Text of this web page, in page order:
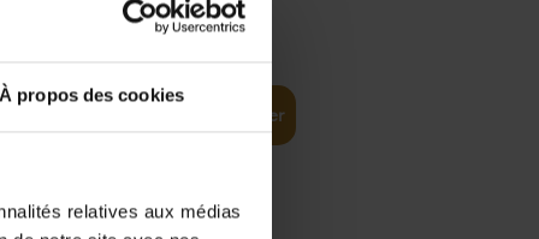
À propos des cookies
relatives aux médias
37,50
Ajouter au panier